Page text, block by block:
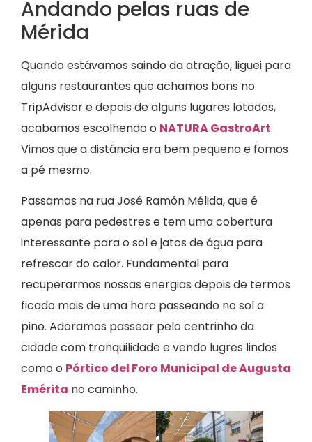
Andando pelas ruas de
Mérida
Quando estávamos saindo da atração, liguei para
alguns restaurantes que achamos bons no
TripAdvisor e depois de alguns lugares lotados,
acabamos escolhendo o NATURA GastroArt.
Vimos que a distância era bem pequena e fomos
a pé mesmo.
Passamos na rua José Ramón Mélida, que é
apenas para pedestres e tem uma cobertura
interessante para o sol e jatos de água para
refrescar do calor. Fundamental para
recuperarmos nossas energias depois de termos
ficado mais de uma hora passeando no sol a
pino. Adoramos passear pelo centrinho da
cidade com tranquilidade e vendo lugres lindos
como o Pórtico del Foro Municipal de Augusta
Emérita no caminho.